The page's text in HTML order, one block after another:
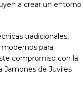
a crear un entorno
tradicionales,
para
compromiso con la
Jamones de Juviles